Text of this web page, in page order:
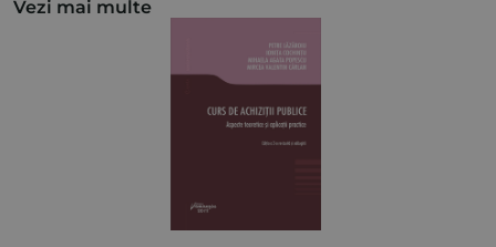
Vezi mai multe